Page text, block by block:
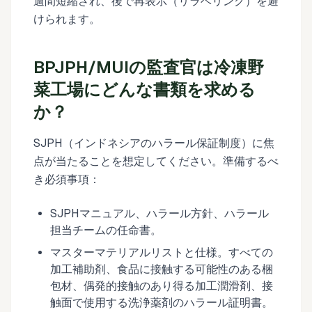
けられます。
BPJPH/MUIの監査官は冷凍野
菜工場にどんな書類を求める
か？
SJPH（インドネシアのハラール保証制度）に焦
点が当たることを想定してください。準備するべ
き必須事項：
SJPHマニュアル、ハラール方針、ハラール
担当チームの任命書。
マスターマテリアルリストと仕様。すべての
加工補助剤、食品に接触する可能性のある梱
包材、偶発的接触のあり得る加工潤滑剤、接
触面で使用する洗浄薬剤のハラール証明書。